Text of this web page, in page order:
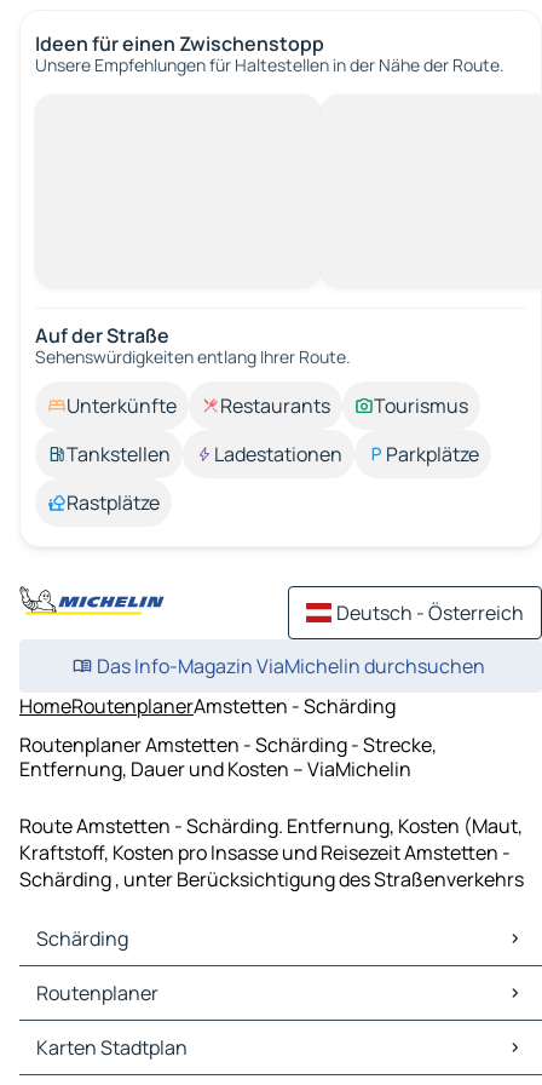
Ideen für einen Zwischenstopp
Unsere Empfehlungen für Haltestellen in der Nähe der Route.
Auf der Straße
Sehenswürdigkeiten entlang Ihrer Route.
Unterkünfte Restaurants
Tourismus
Tankstellen
Ladestationen
Parkplätze
Rastplätze
Deutsch - Österreich
Das Info-Magazin ViaMichelin durchsuchen
HomeRoutenplanerAmstetten - Schärding
Routenplaner Amstetten - Schärding - Strecke,
Entfernung, Dauer und Kosten – ViaMichelin
Route Amstetten - Schärding. Entfernung, Kosten (Maut,
Kraftstoff, Kosten pro Insasse und Reisezeit Amstetten -
Schärding , unter Berücksichtigung des Straßenverkehrs
Schärding
Schärding Karten Stadtplan
Schärding Verkehr
Schärding Hotels
Schärding Restaurants
Routenplaner
Routenplaner Schärding - Passau
Routenplaner Schärding - Ried im Innkreis
Karten Stadtplan